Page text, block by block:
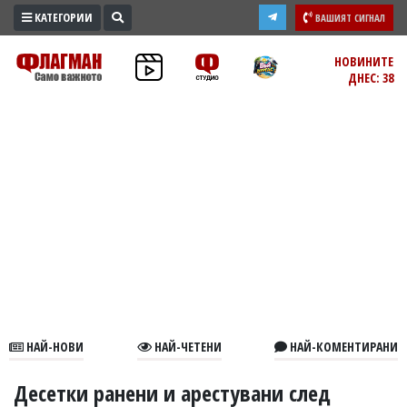
ПРОМО
ЗОНА
КАТЕГОРИИ ВАШИЯТ СИГНАЛ
НОВИНИТЕ
ДНЕС: 38
НАЙ-НОВИ НАЙ-ЧЕТЕНИ НАЙ-КОМЕНТИРАНИ
Десетки ранени и арестувани след